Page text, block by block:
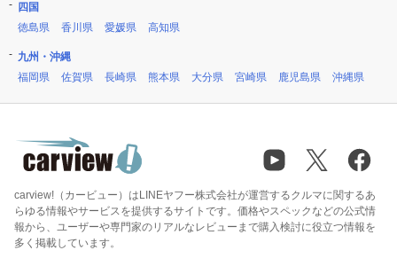
四国
徳島県
香川県 愛媛県 高知県
九州・沖縄
福岡県
佐賀県 長崎県 熊本県 大分県 宮崎県 鹿児島県 沖縄県
carview!（カービュー）はLINEヤフー株式会社が運営するクルマに関するあ
らゆる情報やサービスを提供するサイトです。価格やスペックなどの公式情
報から、ユーザーや専門家のリアルなレビューまで購入検討に役立つ情報を
多く掲載しています。